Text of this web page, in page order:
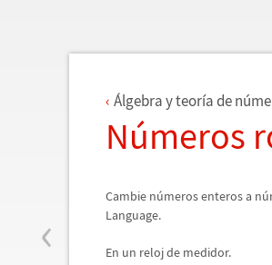
‹
Álgebra y teoría de nú
Números
Cambie números enteros a nú
Language.
En un reloj de medidor.